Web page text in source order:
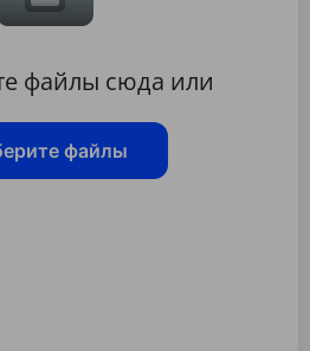
файлы сюда или
файлы